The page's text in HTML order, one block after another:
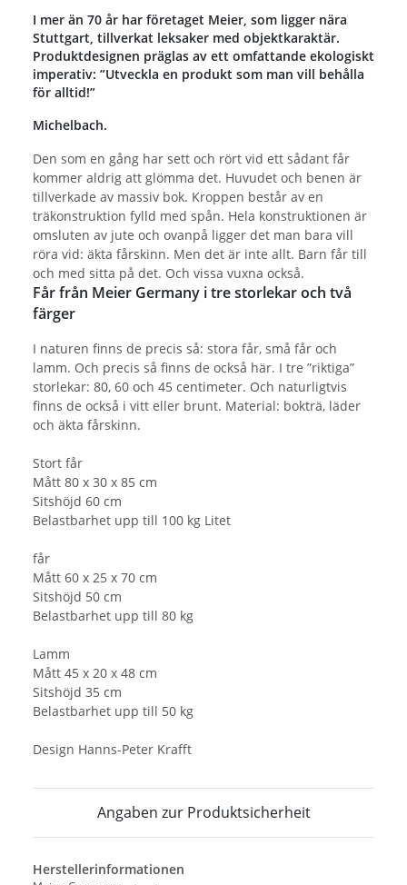
I mer än 70 år har företaget Meier, som ligger nära
Stuttgart, tillverkat leksaker med objektkaraktär.
Produktdesignen präglas av ett omfattande ekologiskt
imperativ: ”Utveckla en produkt som man vill behålla
för alltid!”
Michelbach.
Den som en gång har sett och rört vid ett sådant får
kommer aldrig att glömma det. Huvudet och benen är
tillverkade av massiv bok. Kroppen består av en
träkonstruktion fylld med spån. Hela konstruktionen är
omsluten av jute och ovanpå ligger det man bara vill
röra vid: äkta fårskinn. Men det är inte allt. Barn får till
och med sitta på det. Och vissa vuxna också.
Får från Meier Germany i tre storlekar och två
färger
I naturen finns de precis så: stora får, små får och
lamm. Och precis så finns de också här. I tre ”riktiga”
storlekar: 80, 60 och 45 centimeter. Och naturligtvis
finns de också i vitt eller brunt. Material: bokträ, läder
och äkta fårskinn.
Stort får
Mått 80 x 30 x 85 cm
Sitshöjd 60 cm
Belastbarhet upp till 100 kg Litet
får
Mått 60 x 25 x 70 cm
Sitshöjd 50 cm
Belastbarhet upp till 80 kg
Lamm
Mått 45 x 20 x 48 cm
Sitshöjd 35 cm
Belastbarhet upp till 50 kg
Design Hanns-Peter Krafft
Angaben zur Produktsicherheit
Herstellerinformationen